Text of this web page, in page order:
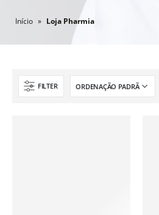
Início » Loja Pharmia
FILTER